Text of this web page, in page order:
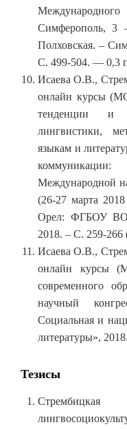
Симферополь, 3
Полховская. –
С. 499-504. — 0,3
Исаева О.В.,
онлайн курсы
тенденции и
лингвистики,
языкам и
Международной
(26-27 марта
Орел: ФГБОУ ВО
2018. – С. 259-266
Исаева О.В.,
онлайн курсы
современного
научный
Социальная и
литературы»,
Тезисы